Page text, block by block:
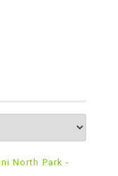
North Park -